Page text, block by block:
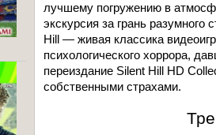
лучшему погружению в
экскурсия за грань
Hill — живая классика
психологического хоррора,
переиздание Silent Hill HD
собственными страхами.